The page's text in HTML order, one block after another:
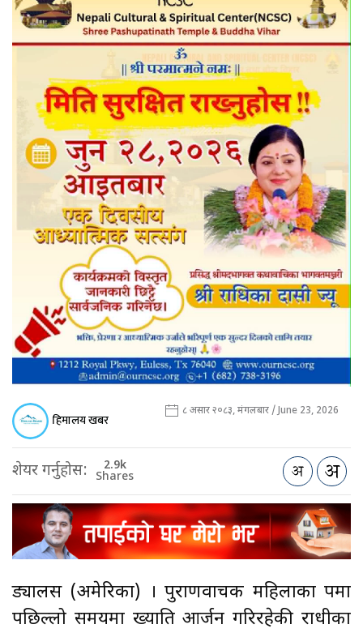
हिमालय खबर ८ असार २०८३, मंगलबार / June 23, 2026
शेयर गर्नुहोस: 2.9k
Shares
ड्यालस (अमेरिका) । पुराणवाचक महिलाका रुपमा
पछिल्लो समयमा ख्याति आर्जन गरिरहेकी राधीका